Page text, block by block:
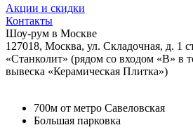
Акции и скидки
Контакты
Шоу-рум в Москве
127018, Москва, ул. Складочная, д. 1
«Станколит» (рядом со входом «B» в
вывеска «Керамическая Плитка»)
700м от метро Савеловская
Большая парковка